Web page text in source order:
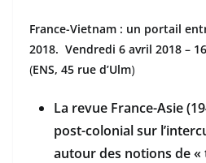
France-Vietnam : un portail
2018. Vendredi 6 avril 2018 –
(ENS, 45 rue d’Ulm)
La revue France-Asie
post-colonial sur
autour des notions de